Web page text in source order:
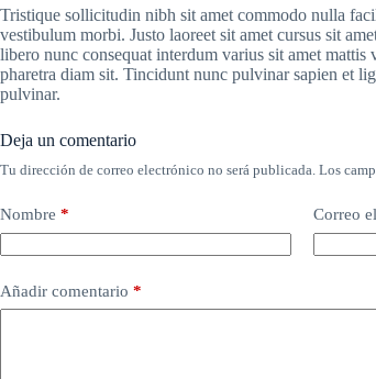
Tristique sollicitudin nibh sit amet commodo nulla
vestibulum morbi. Justo laoreet sit amet cursus sit
libero nunc consequat interdum varius sit amet
pharetra diam sit. Tincidunt nunc pulvinar sapien et
pulvinar.
Deja un comentario
Tu dirección de correo electrónico no será publicada. Los
Nombre * Correo
Añadir comentario *